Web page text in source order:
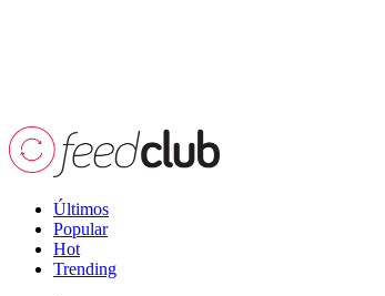
Últimos
Popular
Hot
Trending